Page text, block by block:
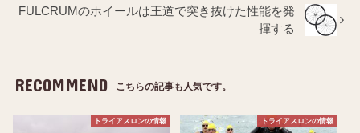
FULCRUMのホイールは王道で突き抜けた性能を発
揮する
RECOMMEND こちらの記事も人気です。
トライアスロンの情報 トライアスロンの情報